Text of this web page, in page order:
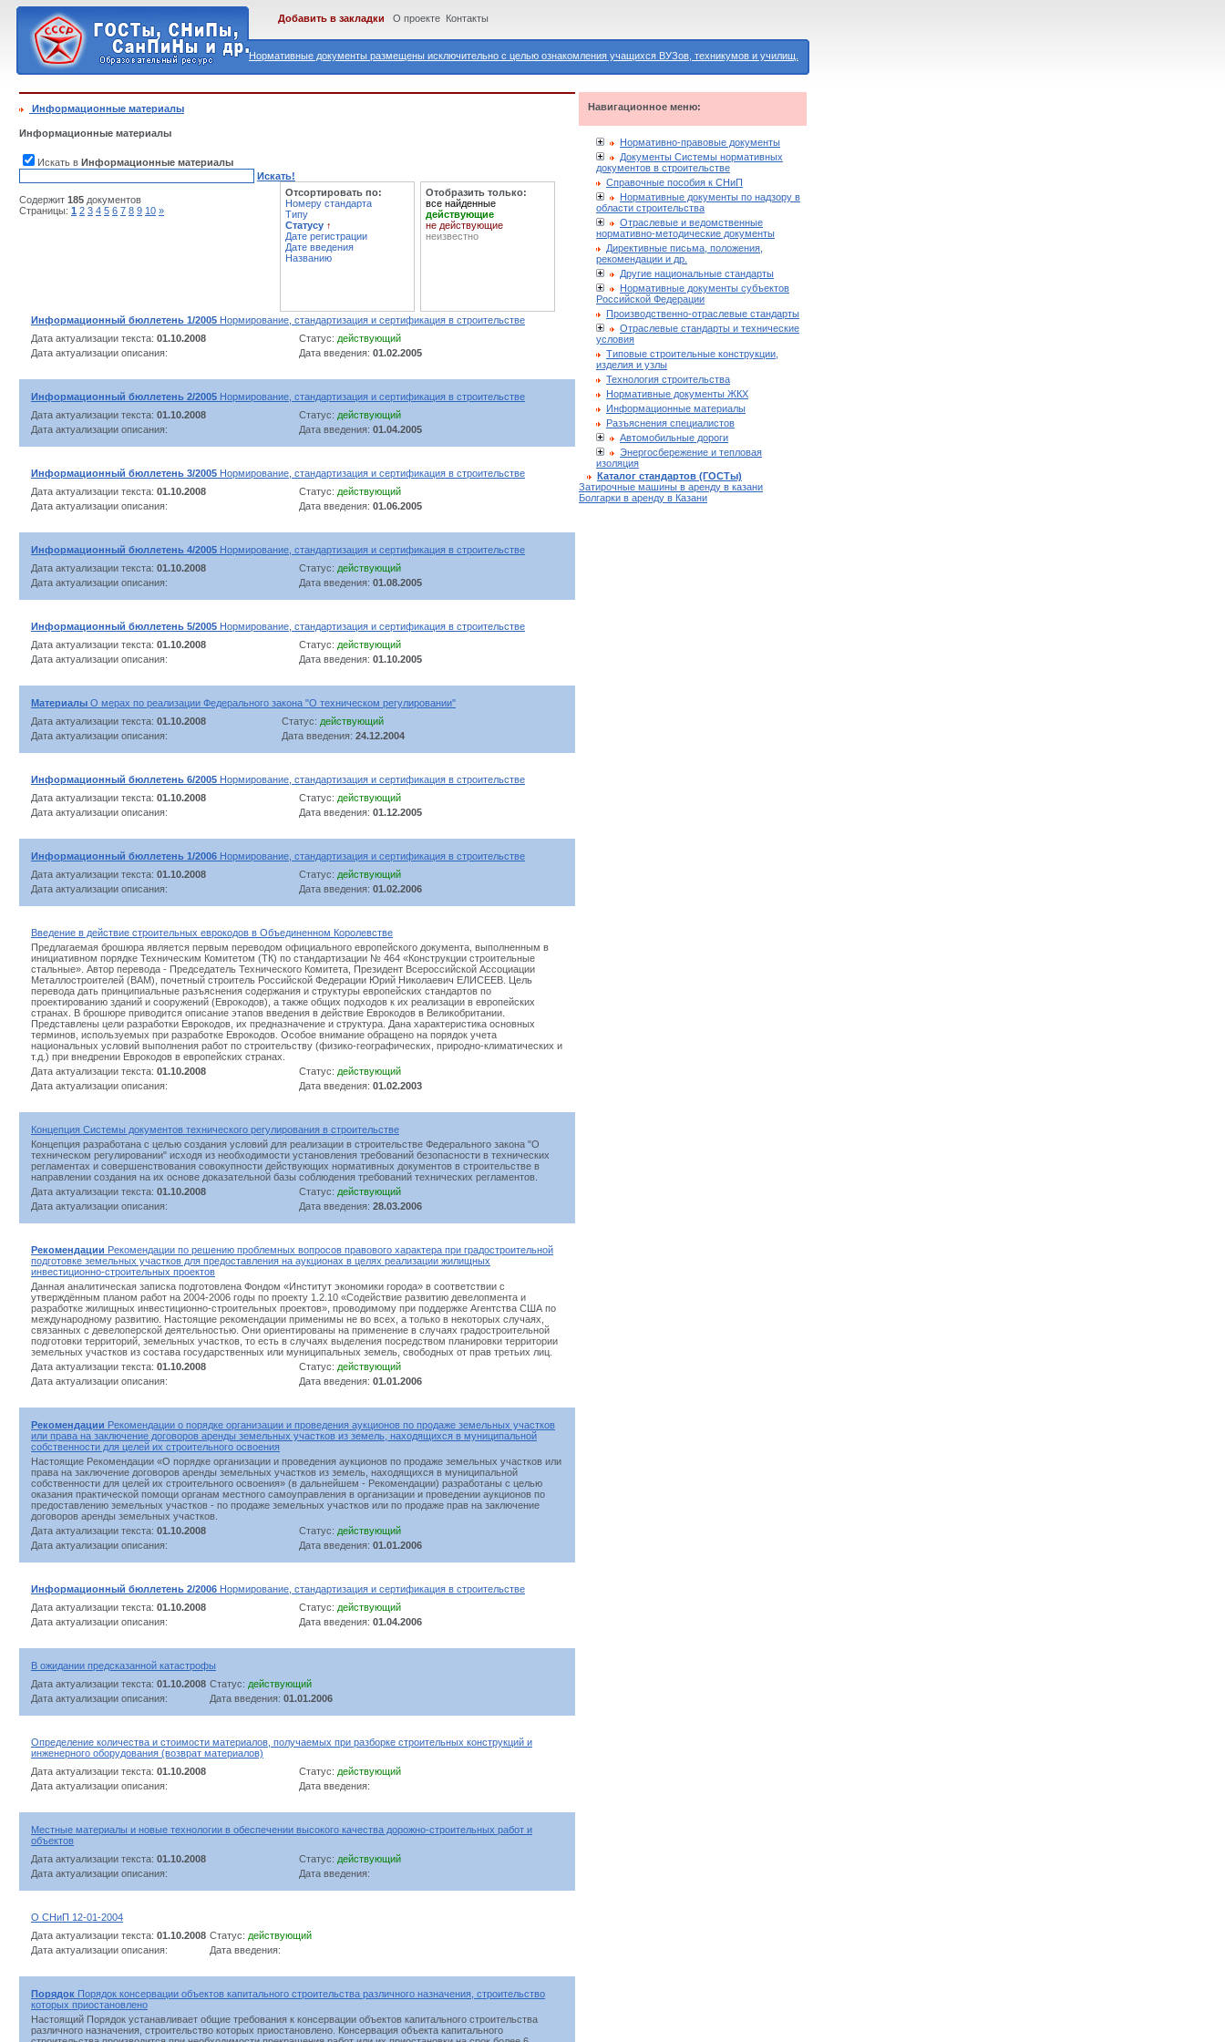
Нормативные документы размещены исключительно с целью ознакомления учащихся ВУЗов, техникумов и училищ.
Добавить в закладки О проекте Контакты
Информационные материалы
Информационные материалы
Искать в Информационные материалы
Искать!
Содержит 185 документов
Страницы: 1 2 3 4 5 6 7 8 9 10 »
Отсортировать по:
Номеру стандарта
Типу
Статусу ↑
Дате регистрации
Дате введения
Названию
Отобразить только:
все найденные
действующие
не действующие
неизвестно
Информационный бюллетень 1/2005 Нормирование, стандартизация и сертификация в строительстве
Дата актуализации текста: 01.10.2008 Статус: действующий
Дата актуализации описания:
Дата введения: 01.02.2005
Информационный бюллетень 2/2005 Нормирование, стандартизация и сертификация в строительстве
Дата актуализации текста: 01.10.2008 Статус: действующий
Дата актуализации описания:
Дата введения: 01.04.2005
Информационный бюллетень 3/2005 Нормирование, стандартизация и сертификация в строительстве
Дата актуализации текста: 01.10.2008 Статус: действующий
Дата актуализации описания:
Дата введения: 01.06.2005
Информационный бюллетень 4/2005 Нормирование, стандартизация и сертификация в строительстве
Дата актуализации текста: 01.10.2008 Статус: действующий
Дата актуализации описания:
Дата введения: 01.08.2005
Информационный бюллетень 5/2005 Нормирование, стандартизация и сертификация в строительстве
Дата актуализации текста: 01.10.2008 Статус: действующий
Дата актуализации описания:
Дата введения: 01.10.2005
Материалы О мерах по реализации Федерального закона "О техническом регулировании"
Дата актуализации текста: 01.10.2008 Статус: действующий
Дата актуализации описания:
Дата введения: 24.12.2004
Информационный бюллетень 6/2005 Нормирование, стандартизация и сертификация в строительстве
Дата актуализации текста: 01.10.2008 Статус: действующий
Дата актуализации описания:
Дата введения: 01.12.2005
Информационный бюллетень 1/2006 Нормирование, стандартизация и сертификация в строительстве
Дата актуализации текста: 01.10.2008 Статус: действующий
Дата актуализации описания:
Дата введения: 01.02.2006
Введение в действие строительных еврокодов в Объединенном Королевстве
Предлагаемая брошюра является первым переводом официального европейского документа, выполненным в
инициативном порядке Техническим Комитетом (ТК) по стандартизации № 464 «Конструкции строительные
стальные». Автор перевода - Председатель Технического Комитета, Президент Всероссийской Ассоциации
Металлостроителей (ВАМ), почетный строитель Российской Федерации Юрий Николаевич ЕЛИСЕЕВ. Цель
перевода дать принципиальные разъяснения содержания и структуры европейских стандартов по
проектированию зданий и сооружений (Еврокодов), а также общих подходов к их реализации в европейских
странах. В брошюре приводится описание этапов введения в действие Еврокодов в Великобритании.
Представлены цели разработки Еврокодов, их предназначение и структура. Дана характеристика основных
терминов, используемых при разработке Еврокодов. Особое внимание обращено на порядок учета
национальных условий выполнения работ по строительству (физико-географических, природно-климатических и
т.д.) при внедрении Еврокодов в европейских странах.
Дата актуализации текста: 01.10.2008 Статус: действующий
Дата актуализации описания:
Дата введения: 01.02.2003
Концепция Системы документов технического регулирования в строительстве
Концепция разработана с целью создания условий для реализации в строительстве Федерального закона "О
техническом регулировании" исходя из необходимости установления требований безопасности в технических
регламентах и совершенствования совокупности действующих нормативных документов в строительстве в
направлении создания на их основе доказательной базы соблюдения требований технических регламентов.
Дата актуализации текста: 01.10.2008 Статус: действующий
Дата актуализации описания:
Дата введения: 28.03.2006
Рекомендации Рекомендации по решению проблемных вопросов правового характера при градостроительной
подготовке земельных участков для предоставления на аукционах в целях реализации жилищных
инвестиционно-строительных проектов
Данная аналитическая записка подготовлена Фондом «Институт экономики города» в соответствии с
утверждённым планом работ на 2004-2006 годы по проекту 1.2.10 «Содействие развитию девелопмента и
разработке жилищных инвестиционно-строительных проектов», проводимому при поддержке Агентства США по
международному развитию. Настоящие рекомендации применимы не во всех, а только в некоторых случаях,
связанных с девелоперской деятельностью. Они ориентированы на применение в случаях градостроительной
подготовки территорий, земельных участков, то есть в случаях выделения посредством планировки территории
земельных участков из состава государственных или муниципальных земель, свободных от прав третьих лиц.
Дата актуализации текста: 01.10.2008 Статус: действующий
Дата актуализации описания:
Дата введения: 01.01.2006
Рекомендации Рекомендации о порядке организации и проведения аукционов по продаже земельных участков
или права на заключение договоров аренды земельных участков из земель, находящихся в муниципальной
собственности для целей их строительного освоения
Настоящие Рекомендации «О порядке организации и проведения аукционов по продаже земельных участков или
права на заключение договоров аренды земельных участков из земель, находящихся в муниципальной
собственности для целей их строительного освоения» (в дальнейшем - Рекомендации) разработаны с целью
оказания практической помощи органам местного самоуправления в организации и проведении аукционов по
предоставлению земельных участков - по продаже земельных участков или по продаже прав на заключение
договоров аренды земельных участков.
Дата актуализации текста: 01.10.2008 Статус: действующий
Дата актуализации описания:
Дата введения: 01.01.2006
Информационный бюллетень 2/2006 Нормирование, стандартизация и сертификация в строительстве
Дата актуализации текста: 01.10.2008 Статус: действующий
Дата актуализации описания:
Дата введения: 01.04.2006
В ожидании предсказанной катастрофы
Дата актуализации текста: 01.10.2008 Статус: действующий
Дата актуализации описания:
Дата введения: 01.01.2006
Определение количества и стоимости материалов, получаемых при разборке строительных конструкций и
инженерного оборудования (возврат материалов)
Дата актуализации текста: 01.10.2008 Статус: действующий
Дата актуализации описания:
Дата введения:
Местные материалы и новые технологии в обеспечении высокого качества дорожно-строительных работ и
объектов
Дата актуализации текста: 01.10.2008 Статус: действующий
Дата актуализации описания:
Дата введения:
О СНиП 12-01-2004
Дата актуализации текста: 01.10.2008 Статус: действующий
Дата актуализации описания:
Дата введения:
Порядок Порядок консервации объектов капитального строительства различного назначения, строительство
которых приостановлено
Настоящий Порядок устанавливает общие требования к консервации объектов капитального строительства
различного назначения, строительство которых приостановлено. Консервация объекта капитального
Навигационное меню:
Нормативно-правовые документы
Документы Системы нормативных
документов в строительстве
Справочные пособия к СНиП
Нормативные документы по надзору в
области строительства
Отраслевые и ведомственные
нормативно-методические документы
Директивные письма, положения,
рекомендации и др.
Другие национальные стандарты
Нормативные документы субъектов
Российской Федерации
Производственно-отраслевые стандарты
Отраслевые стандарты и технические
условия
Типовые строительные конструкции,
изделия и узлы
Технология строительства
Нормативные документы ЖКХ
Информационные материалы
Разъяснения специалистов
Автомобильные дороги
Энергосбережение и тепловая
изоляция
Каталог стандартов (ГОСТы)
Затирочные машины в аренду в казани
Болгарки в аренду в Казани